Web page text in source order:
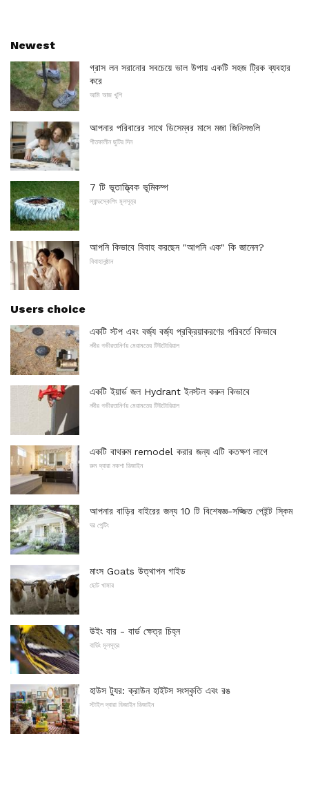
Newest
গ্রাস লন সরানোর সবচেয়ে ভাল উপায় একটি সহজ ট্রিক ব্যবহার
করে
আমি আজ খুশি
আপনার পরিবারের সাথে ডিসেম্বর মাসে মজা জিনিসগুলি
শীতকালীন ছুটির দিন
7 টি ভূতাত্ত্বিক ভূমিকম্প
ল্যান্ডস্কেপিং মূলসূত্র
আপনি কিভাবে বিবাহ করছেন "আপনি এক" কি জানেন?
বিবাহানুষ্ঠান
Users choice
একটি স্টপ এবং বর্জ্য বর্জ্য প্রক্রিয়াকরণের পরিবর্তে কিভাবে
নদীর গভীরতানির্ণয় মেরামতের টিউটোরিয়াল
একটি ইয়ার্ড জল Hydrant ইনস্টল করুন কিভাবে
নদীর গভীরতানির্ণয় মেরামতের টিউটোরিয়াল
একটি বাথরুম remodel করার জন্য এটি কতক্ষণ লাগে
রুম দ্বারা নকশা ডিজাইন
আপনার বাড়ির বাইরের জন্য 10 টি বিশেষজ্ঞ-সজ্জিত পেইন্ট স্কিম
ঘর পেন্টিং
মাংস Goats উত্থাপন গাইড
ছোট খামার
উইং বার - বার্ড ক্ষেত্র চিহ্ন
বার্ডিং মূলসূত্র
হাউস ট্যুর: ক্রাউন হাইটস সংস্কৃতি এবং রঙ
স্টাইল দ্বারা ডিজাইন ডিজাইন